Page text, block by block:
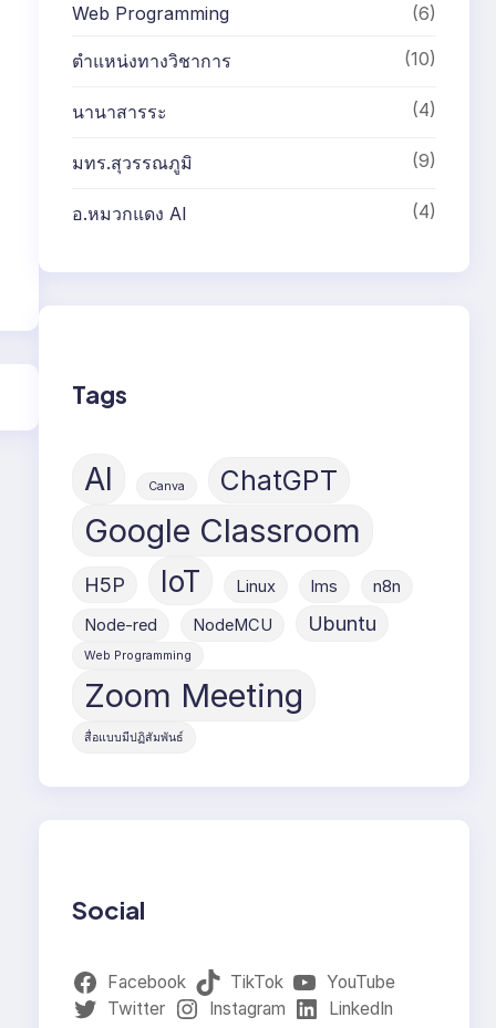
Web Programming (6)
ตำแหน่งทางวิชาการ (10)
นานาสารระ (4)
มทร.สุวรรณภูมิ (9)
อ.หมวกแดง AI (4)
Tags
AI Canva ChatGPT
Google Classroom
H5P IoT Linux lms
n8n
Node-red
NodeMCU Ubuntu
Web Programming
Zoom Meeting
สื่อแบบมีปฏิสัมพันธ์
Social
Facebook TikTok
YouTube
Twitter
Instagram LinkedIn